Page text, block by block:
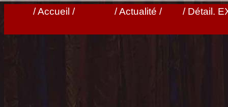
/ Accueil / / Actualité / / Détail.